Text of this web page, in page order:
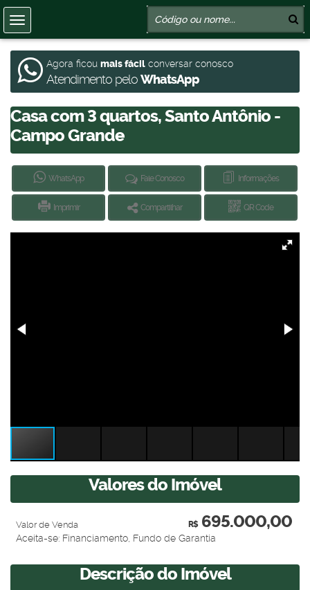
Agora ficou mais fácil conversar conosco
Atendimento peloWhatsApp
Casa com 3 quartos, Santo Antônio -
Campo Grande
WhatsApp Fale Conosco Informações
Imprimir Compartilhar QR Code
Valores do Imóvel
R$695.000,00
Valor de Venda
Aceita-se: Financiamento, Fundo de Garantia
Descrição do Imóvel